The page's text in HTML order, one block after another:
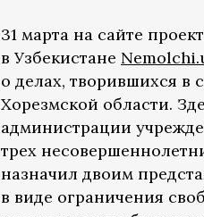
31 марта на сайте
в Узбекистане
о делах, творившихся в
Хорезмской области.
администрации
трех
назначил двоим
в виде ограничения